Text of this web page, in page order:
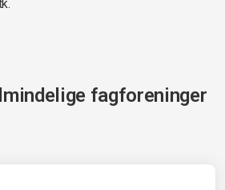
fagforeninger